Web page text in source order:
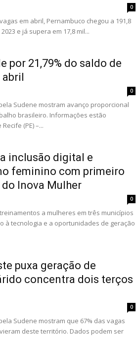
0
em abril, Pernambuco chegou a 191,8
e já supera em 17,8 mil...
por 21,79% do saldo de
0
Sudene mostram avanço proporcional
brasileiro. Informações estão
(PE) –...
inclusão digital e
feminino com primeiro
Inova Mulher
0
a mulheres em três municípios
à tecnologia e a oportunidades de geração
puxa geração de
concentra dois terços
0
Sudene mostram que 67% das vagas
deste território. Dados podem ser